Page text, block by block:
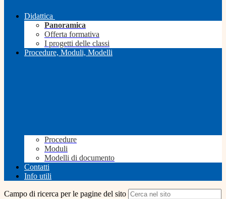
Didattica
Panoramica
Offerta formativa
I progetti delle classi
Procedure, Moduli, Modelli
Procedure
Moduli
Modelli di documento
Contatti
Info utili
Campo di ricerca per le pagine del sito